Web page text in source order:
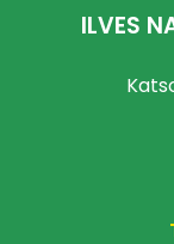
ILVES